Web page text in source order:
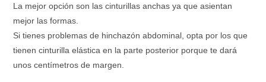
La mejor opción son las cinturillas anchas ya que asientan
mejor las formas.
Si tienes problemas de hinchazón abdominal, opta por los que
tienen cinturilla elástica en la parte posterior porque te dará
unos centímetros de margen.